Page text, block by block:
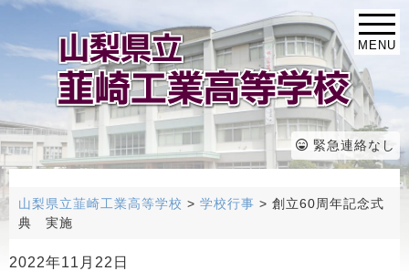
MENU
緊急連絡なし
山梨県立韮崎工業高等学校 > 学校行事 > 創立60周年記念式
典 実施
2022年11月22日